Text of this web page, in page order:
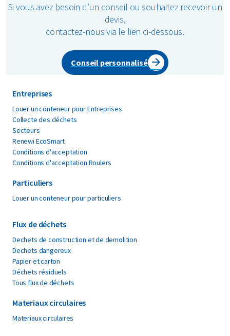
Si vous avez besoin d’un conseil ou souhaitez recevoir un
devis,
contactez-nous via le lien ci-dessous.
Conseil personnalisé
Entreprises
Louer un conteneur pour Entreprises
Collecte des déchets
Secteurs
Renewi EcoSmart
Conditions d'acceptation
Conditions d'acceptation Roulers
Particuliers
Louer un conteneur pour particuliers
Flux de déchets
Dechets de construction et de demolition
Dechets dangereux
Papier et carton
Déchets résiduels
Tous flux de déchets
Materiaux circulaires
Materiaux circulaires